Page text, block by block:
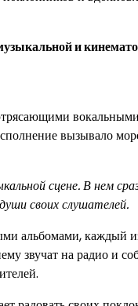
и
вызывало
сцене. В нем
своих слушателей.
альбомами, каждый
звучат на радио и